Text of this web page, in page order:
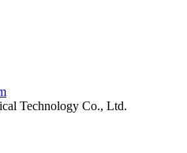
Technology Co., Ltd.